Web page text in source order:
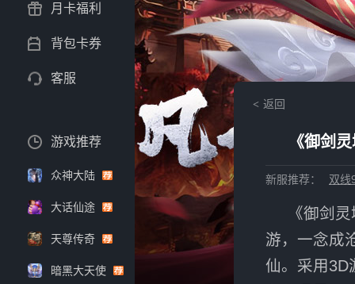
返回
《御剑
新服推荐： 双线
《御剑
游，一念成
仙。采用3D
月卡福利
背包卡券
客服
游戏推荐
众神大陆
大话仙途
天尊传奇
暗黑大天使